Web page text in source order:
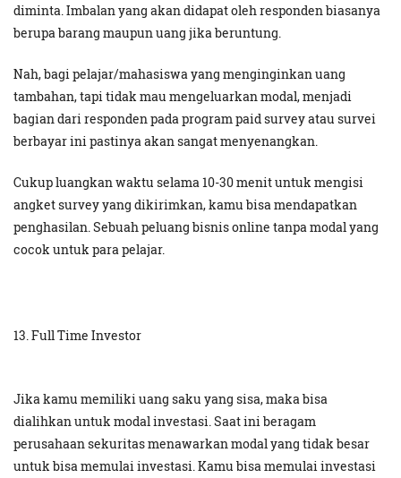
diminta. Imbalan yang akan didapat oleh responden biasanya
berupa barang maupun uang jika beruntung.
Nah, bagi pelajar/mahasiswa yang menginginkan uang
tambahan, tapi tidak mau mengeluarkan modal, menjadi
bagian dari responden pada program paid survey atau survei
berbayar ini pastinya akan sangat menyenangkan.
Cukup luangkan waktu selama 10-30 menit untuk mengisi
angket survey yang dikirimkan, kamu bisa mendapatkan
penghasilan. Sebuah peluang bisnis online tanpa modal yang
cocok untuk para pelajar.
13. Full Time Investor
Jika kamu memiliki uang saku yang sisa, maka bisa
dialihkan untuk modal investasi. Saat ini beragam
perusahaan sekuritas menawarkan modal yang tidak besar
untuk bisa memulai investasi. Kamu bisa memulai investasi